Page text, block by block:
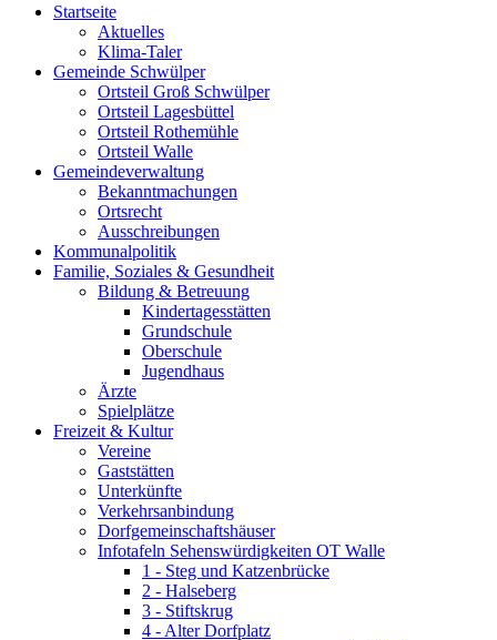
Startseite
Aktuelles
Klima-Taler
Gemeinde Schwülper
Ortsteil Groß Schwülper
Ortsteil Lagesbüttel
Ortsteil Rothemühle
Ortsteil Walle
Gemeindeverwaltung
Bekanntmachungen
Ortsrecht
Ausschreibungen
Kommunalpolitik
Familie, Soziales & Gesundheit
Bildung & Betreuung
Kindertagesstätten
Grundschule
Oberschule
Jugendhaus
Ärzte
Spielplätze
Freizeit & Kultur
Vereine
Gaststätten
Unterkünfte
Verkehrsanbindung
Dorfgemeinschaftshäuser
Infotafeln Sehenswürdigkeiten OT Walle
1 - Steg und Katzenbrücke
2 - Halseberg
3 - Stiftskrug
4 - Alter Dorfplatz